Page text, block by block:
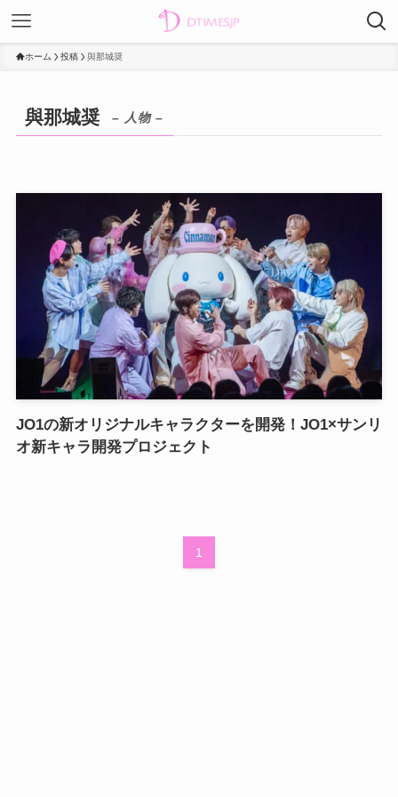
ホーム 投稿 與那城奨
與那城奨 – 人物 –
JO1の新オリジナルキャラクターを開発！JO1×サンリ
オ新キャラ開発プロジェクト
1